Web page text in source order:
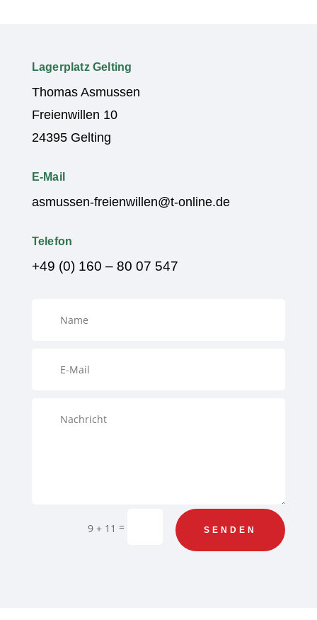
Lagerplatz Gelting
Thomas Asmussen
Freienwillen 10
24395 Gelting
E-Mail
asmussen-freienwillen@t-online.de
Telefon
+49 (0) 160 – 80 07 547
9 + 11 = SENDEN